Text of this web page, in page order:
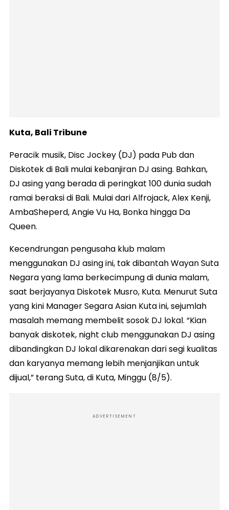
Kuta, Bali Tribune
Peracik musik, Disc Jockey (DJ) pada Pub dan
Diskotek di Bali mulai kebanjiran DJ asing. Bahkan,
DJ asing yang berada di peringkat 100 dunia sudah
ramai beraksi di Bali. Mulai dari Alfrojack, Alex Kenji,
AmbaSheperd, Angie Vu Ha, Bonka hingga Da
Queen.
Kecendrungan pengusaha klub malam
menggunakan DJ asing ini, tak dibantah Wayan Suta
Negara yang lama berkecimpung di dunia malam,
saat berjayanya Diskotek Musro, Kuta. Menurut Suta
yang kini Manager Segara Asian Kuta ini, sejumlah
masalah memang membelit sosok DJ lokal. “Kian
banyak diskotek, night club menggunakan DJ asing
dibandingkan DJ lokal dikarenakan dari segi kualitas
dan karyanya memang lebih menjanjikan untuk
dijual,” terang Suta, di Kuta, Minggu (8/5).
ADVERTISEMENT